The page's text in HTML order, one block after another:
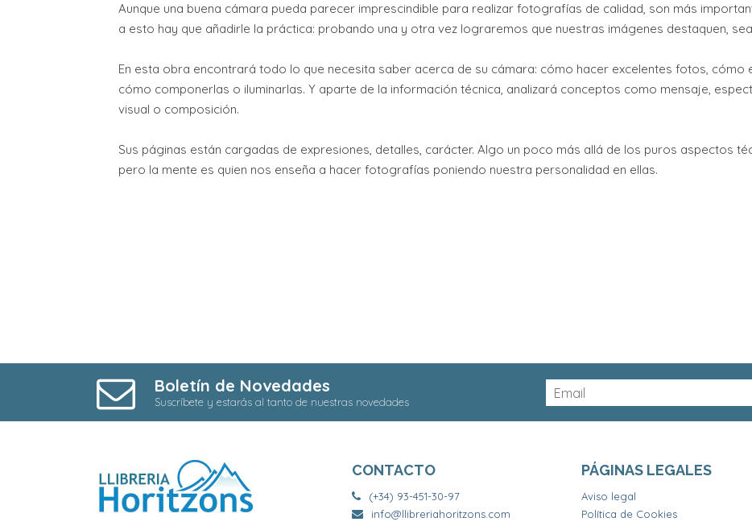
Aunque una buena cámara pueda parecer imprescindible para realizar fotografías de calidad, son más
a esto hay que añadirle la práctica: probando una y otra vez lograremos que nuestras imágenes destaquen,
En esta obra encontrará todo lo que necesita saber acerca de su cámara: cómo hacer excelentes fotos, cómo
cómo componerlas o iluminarlas. Y aparte de la información técnica, analizará conceptos como mensaje,
visual o composición.
Sus páginas están cargadas de expresiones, detalles, carácter. Algo un poco más allá de los puros aspectos
pero la mente es quien nos enseña a hacer fotografías poniendo nuestra personalidad en ellas.
Boletín de Novedades
Suscríbete y estarás al tanto de nuestras novedades
CONTACTO
(+34) 93-451-30-97
info@llibreriahoritzons.com
PÁGINAS LEGALES
Aviso legal
Política de Cookies